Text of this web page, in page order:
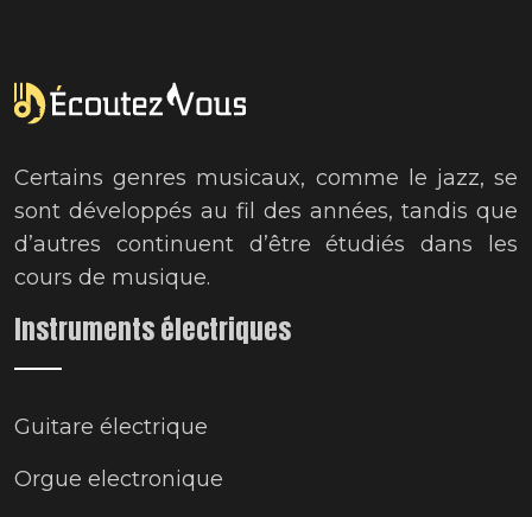
Certains genres musicaux, comme le jazz, se
sont développés au fil des années, tandis que
d’autres continuent d’être étudiés dans les
cours de musique.
Instruments électriques
Guitare électrique
Orgue electronique